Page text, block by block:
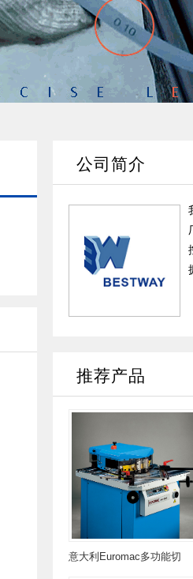
公司简介
推荐产品
意大利Euromac多功能切